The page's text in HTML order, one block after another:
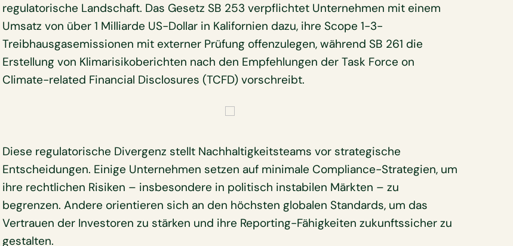
regulatorische Landschaft. Das Gesetz SB 253 verpflichtet Unternehmen mit einem
Umsatz von über 1 Milliarde US-Dollar in Kalifornien dazu, ihre Scope 1-3-
Treibhausgasemissionen mit externer Prüfung offenzulegen, während SB 261 die
Erstellung von Klimarisikoberichten nach den Empfehlungen der Task Force on
Climate-related Financial Disclosures (TCFD) vorschreibt.
Diese regulatorische Divergenz stellt Nachhaltigkeitsteams vor strategische
Entscheidungen. Einige Unternehmen setzen auf minimale Compliance-Strategien, um
ihre rechtlichen Risiken – insbesondere in politisch instabilen Märkten – zu
begrenzen. Andere orientieren sich an den höchsten globalen Standards, um das
Vertrauen der Investoren zu stärken und ihre Reporting-Fähigkeiten zukunftssicher zu
gestalten.